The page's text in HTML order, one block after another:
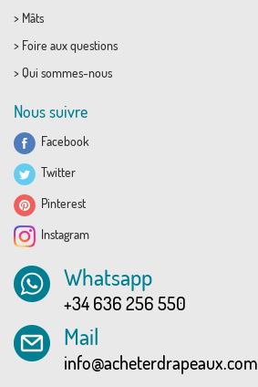
> Mâts
> Foire aux questions
> Qui sommes-nous
Nous suivre
Facebook
Twitter
Pinterest
Instagram
Whatsapp
+34 636 256 550
Mail
info@acheterdrapeaux.com